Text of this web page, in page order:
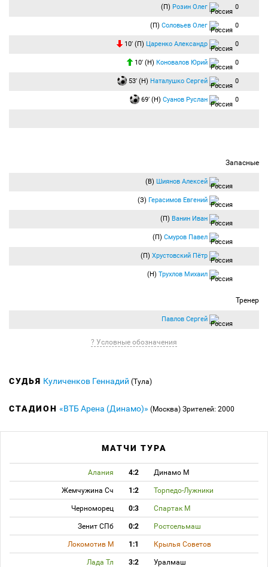
(П) Розин Олег 0
(П) Соловьев Олег 0
10′ (П) Царенко Александр 0
10′ (Н) Коновалов Юрий 0
53′ (Н) Наталушко Сергей 0
69′ (Н) Суанов Руслан 0
Запасные
(В) Шиянов Алексей
(З) Герасимов Евгений
(П) Ванин Иван
(П) Смуров Павел
(П) Хрустовский Пётр
(Н) Трухлов Михаил
Тренер
Павлов Сергей
? Условные обозначения
СУДЬЯ Куличенков Геннадий (Тула)
СТАДИОН «ВТБ Арена (Динамо)» (Москва) Зрителей: 2000
МАТЧИ ТУРА
Алания 4:2 Динамо М
Жемчужина Сч 1:2 Торпедо-Лужники
Черноморец 0:3 Спартак М
Зенит СПб 0:2 Ростсельмаш
Локомотив М 1:1 Крылья Советов
Лада Тл 3:2 Уралмаш